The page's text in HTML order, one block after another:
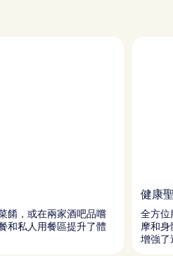
餚，或在兩家酒吧品嚐
和私人用餐區提升了體
健康
全方位
摩和
增強了